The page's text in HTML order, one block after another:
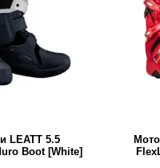
LEATT 5.5
Boot [White]